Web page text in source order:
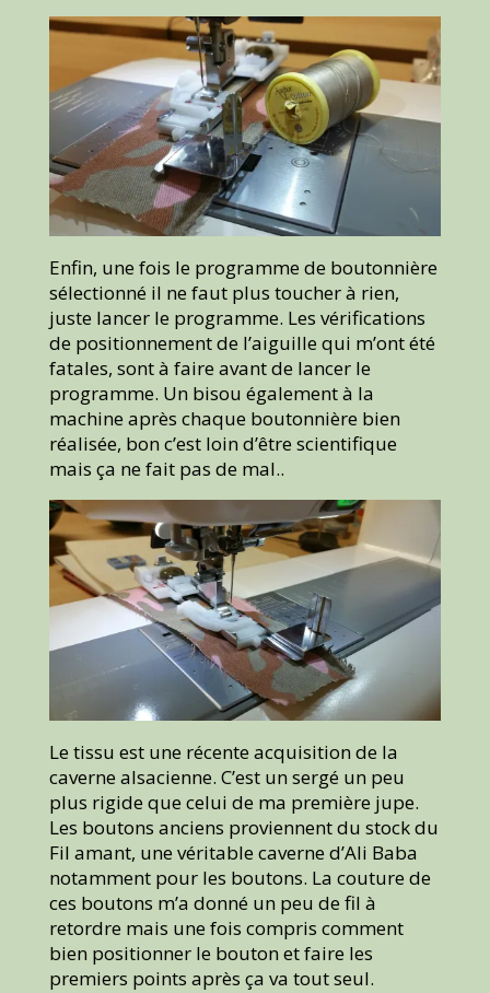
Enfin, une fois le programme de boutonnière
sélectionné il ne faut plus toucher à rien,
juste lancer le programme. Les vérifications
de positionnement de l’aiguille qui m’ont été
fatales, sont à faire avant de lancer le
programme. Un bisou également à la
machine après chaque boutonnière bien
réalisée, bon c’est loin d’être scientifique
mais ça ne fait pas de mal..
Le tissu est une récente acquisition de la
caverne alsacienne. C’est un sergé un peu
plus rigide que celui de ma première jupe.
Les boutons anciens proviennent du stock du
Fil amant, une véritable caverne d’Ali Baba
notamment pour les boutons. La couture de
ces boutons m’a donné un peu de fil à
retordre mais une fois compris comment
bien positionner le bouton et faire les
premiers points après ça va tout seul.